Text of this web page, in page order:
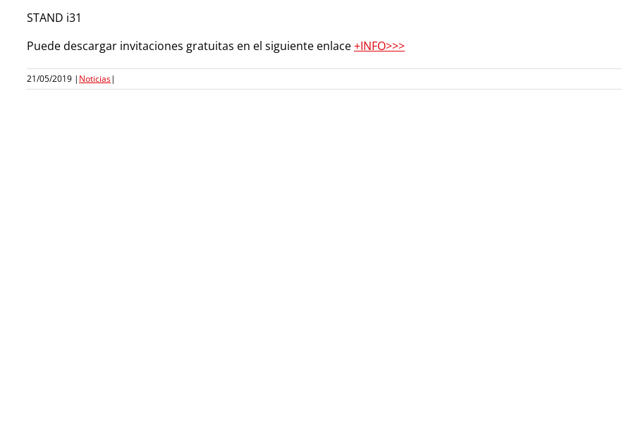
STAND i31
Puede descargar invitaciones gratuitas en el siguiente enlace+INFO>>>
21/05/2019 | Noticias|